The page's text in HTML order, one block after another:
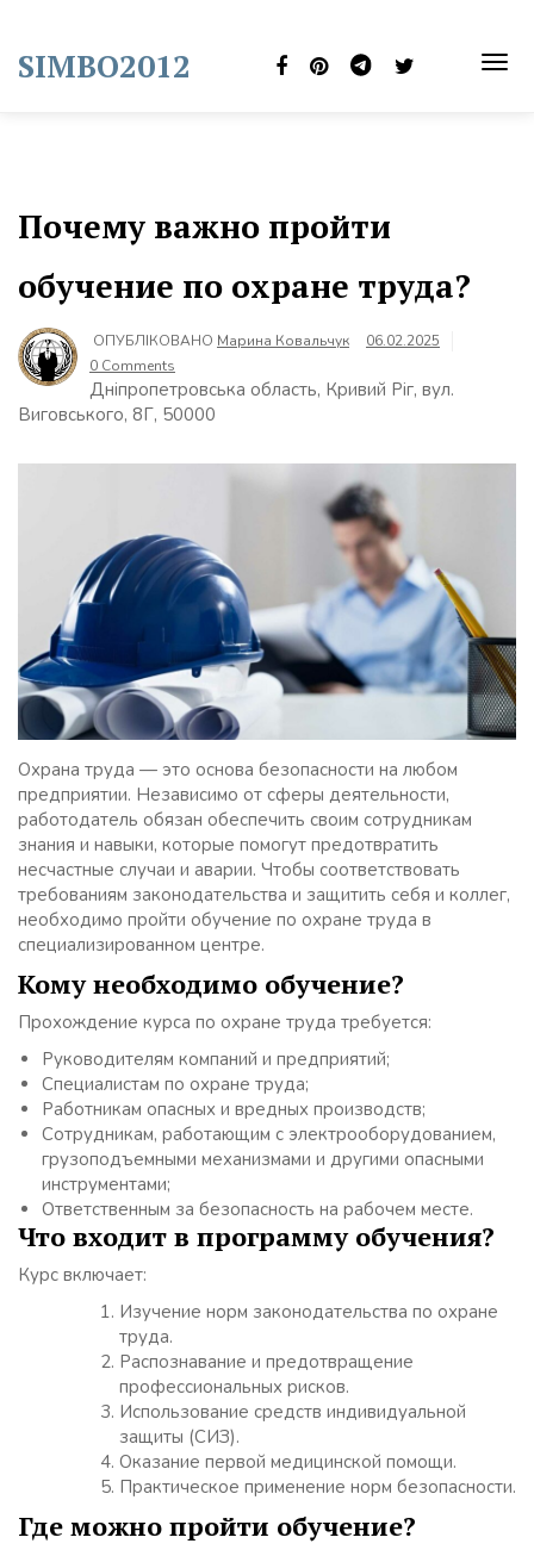
content
SIMBO2012
Почему важно пройти
обучение по охране труда?
ОПУБЛІКОВАНО Марина Ковальчук
06.02.2025
0 Comments
Дніпропетровська область, Кривий Ріг, вул.
Виговського, 8Г, 50000
Охрана труда — это основа безопасности на любом
предприятии. Независимо от сферы деятельности,
работодатель обязан обеспечить своим сотрудникам
знания и навыки, которые помогут предотвратить
несчастные случаи и аварии. Чтобы соответствовать
требованиям законодательства и защитить себя и коллег,
необходимо пройти обучение по охране труда в
специализированном центре.
Кому необходимо обучение?
Прохождение курса по охране труда требуется:
Руководителям компаний и предприятий;
Специалистам по охране труда;
Работникам опасных и вредных производств;
Сотрудникам, работающим с электрооборудованием,
грузоподъемными механизмами и другими опасными
инструментами;
Ответственным за безопасность на рабочем месте.
Что входит в программу обучения?
Курс включает:
Изучение норм законодательства по охране
труда.
Распознавание и предотвращение
профессиональных рисков.
Использование средств индивидуальной
защиты (СИЗ).
Оказание первой медицинской помощи.
Практическое применение норм безопасности.
Где можно пройти обучение?